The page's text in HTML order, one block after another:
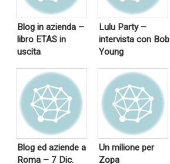
Blog in azienda –
libro ETAS in
uscita
Lulu Party –
intervista con Bob
Young
Blog ed aziende a
Roma – 7 Dic.
Un milione per
Zopa